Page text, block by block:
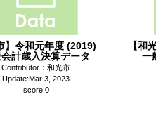
】令和元年度 (2019)
計歳入決算データ
Contributor：和光市
Update:Mar 3, 2023
score 0
【和
一